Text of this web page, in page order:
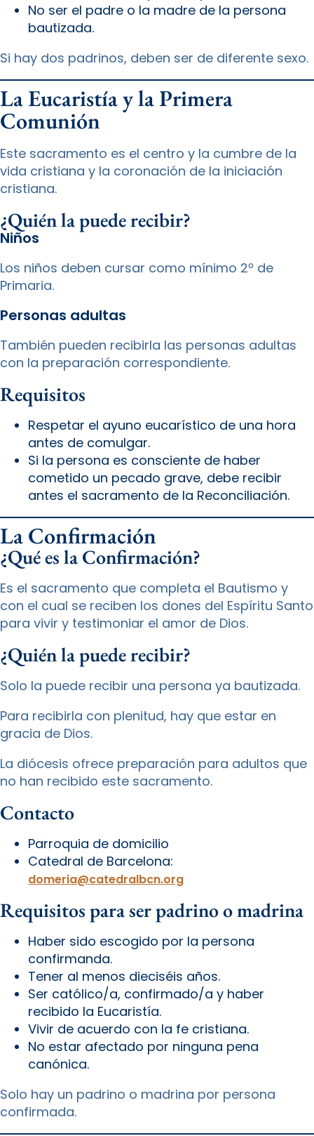
No ser el padre o la madre de la persona
bautizada.
Si hay dos padrinos, deben ser de diferente sexo.
La Eucaristía y la Primera
Comunión
Este sacramento es el centro y la cumbre de la
vida cristiana y la coronación de la iniciación
cristiana.
¿Quién la puede recibir?
Niños
Los niños deben cursar como mínimo 2º de
Primaria.
Personas adultas
También pueden recibirla las personas adultas
con la preparación correspondiente.
Requisitos
Respetar el ayuno eucarístico de una hora
antes de comulgar.
Si la persona es consciente de haber
cometido un pecado grave, debe recibir
antes el sacramento de la Reconciliación.
La Confirmación
¿Qué es la Confirmación?
Es el sacramento que completa el Bautismo y
con el cual se reciben los dones del Espíritu Santo
para vivir y testimoniar el amor de Dios.
¿Quién la puede recibir?
Solo la puede recibir una persona ya bautizada.
Para recibirla con plenitud, hay que estar en
gracia de Dios.
La diócesis ofrece preparación para adultos que
no han recibido este sacramento.
Contacto
Parroquia de domicilio
Catedral de Barcelona:
domeria@catedralbcn.org
Requisitos para ser padrino o madrina
Haber sido escogido por la persona
confirmanda.
Tener al menos dieciséis años.
Ser católico/a, confirmado/a y haber
recibido la Eucaristía.
Vivir de acuerdo con la fe cristiana.
No estar afectado por ninguna pena
canónica.
Solo hay un padrino o madrina por persona
confirmada.